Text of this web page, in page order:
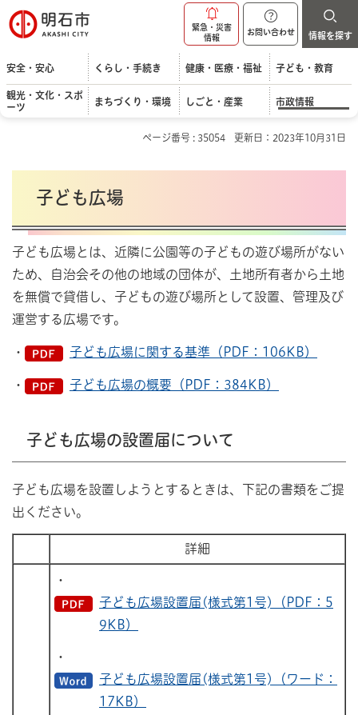
明石市
緊急・災害
情報
お問い合わせ 情報を探す
安全・安心 くらし・手続き 健康・医療・福祉 子ども・教育
観光・文化・スポ
ーツ
まちづくり・環境 しごと・産業 市政情報
ページ番号 : 35054 更新日：2023年10月31日
子ども広場
子ども広場とは、近隣に公園等の子どもの遊び場所がない
ため、自治会その他の地域の団体が、土地所有者から土地
を無償で貸借し、子どもの遊び場所として設置、管理及び
運営する広場です。
・ 子ども広場に関する基準（PDF：106KB）
・ 子ども広場の概要（PDF：384KB）
子ども広場の設置届について
子ども広場を設置しようとするときは、下記の書類をご提
出ください。
詳細
・
子ども広場設置届(様式第1号)（PDF：5
9KB）
・
子ども広場設置届(様式第1号)（ワード：
17KB）